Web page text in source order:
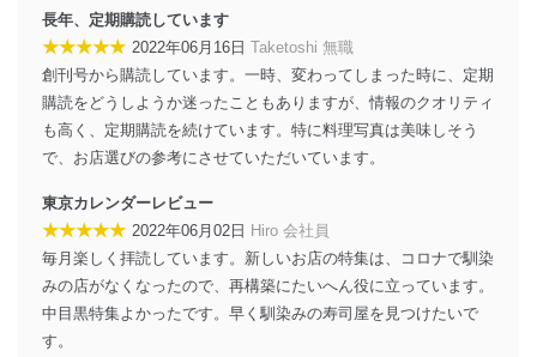
株式会社富士山マガジンサービス
代表取締役会長 西野 伸一郎
個人情報の取扱いについて
１．個人情報保護管理者
当社は以下の個人情報保護管理者を設置し、個人情報保
用・提供・管理いたします。
東京都渋谷区南平台町16-11
株式会社富士山マガジンサービス
代表取締役会長 西野 伸一郎
個人情報保護管理者: 経営管理グループディレクター 前
長年、定期購読しています
★★★★★ 2022年06月16日 Taketoshi 無職
創刊号から購読しています。一時、変わってしまった時に、定期
購読をどうしようか迷ったこともありますが、情報のクオリティ
も高く、定期購読を続けています。特に料理写真は美味しそう
で、お店選びの参考にさせていただいています。
東京カレンダーレビュー
★★★★★ 2022年06月02日 Hiro 会社員
毎月楽しく拝読しています。新しいお店の特集は、コロナで馴染
みの店がなくなったので、再構築にたいへん役に立っています。
中目黒特集よかったです。早く馴染みの寿司屋を見つけたいで
す。